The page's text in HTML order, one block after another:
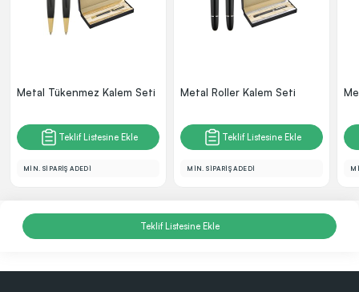
Metal Tükenmez Kalem Seti
Teklif Listesine Ekle
MİN. SİPARİŞ ADEDİ
Metal Roller Kalem Seti
Teklif Listesine Ekle
MİN. SİPARİŞ ADEDİ
Teklif Listesine Ekle